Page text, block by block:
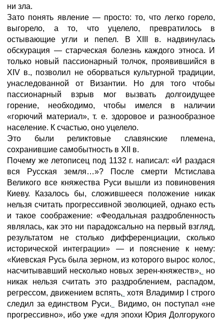
ни зла.
Зато понять явление — просто: то, что легко горело,
выгорело, а то, что уцелело, превратилось в
остывающие угли и пепел. В XIII в. надвинулась
обскурация — старческая болезнь каждого этноса. И
только новый пассионарный толчок, проявившийся в
XIV в., позволил не оборваться культурной традиции,
унаследованной от Византии. Но для того чтобы
пассионарный взрыв мог вызвать долгоидущее
горение, необходимо, чтобы имелся в наличии
«горючий материал», т. е. здоровое и разнообразное
население. К счастью, оно уцелело.
Это были реликтовые славянские племена,
сохранившие самобытность в XII в.
Почему же летописец под 1132 г. написал: «И раздася
вся Русская земля…»? После смерти Мстислава
Великого все княжества Руси вышли из повиновения
Киеву. Казалось бы, сложившееся положение никак
нельзя считать прогрессивной эволюцией, однако есть
и такое соображение: «Феодальная раздробленность
являлась, как это ни парадоксально на первый взгляд,
результатом не столько дифференциации, сколько
исторической интеграции» — и пояснение к нему:
«Киевская Русь была зерном, из которого вырос колос,
насчитывавший несколько новых зерен-княжеств»,
но
никак нельзя считать это раздроблением, распадом,
регрессом, движением вспять, хотя Владимир I строго
следил за единством Руси.
Видимо, он поступал «не
прогрессивно», ибо уже «для эпохи Юрия Долгорукого